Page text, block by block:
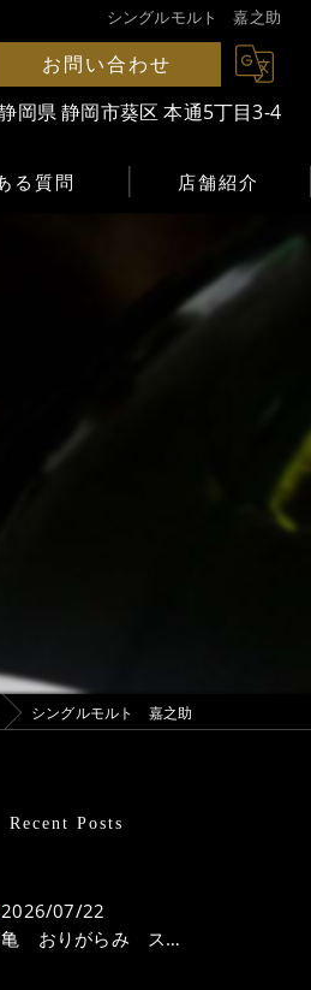
シングルモルト 嘉之助
お問い合わせ
岡県 静岡市葵区 本通5丁目3-4
る質問 店舗紹介
シングルモルト 嘉之助
Recent Posts
2026/07/22
初亀 おりがらみ スパークリング